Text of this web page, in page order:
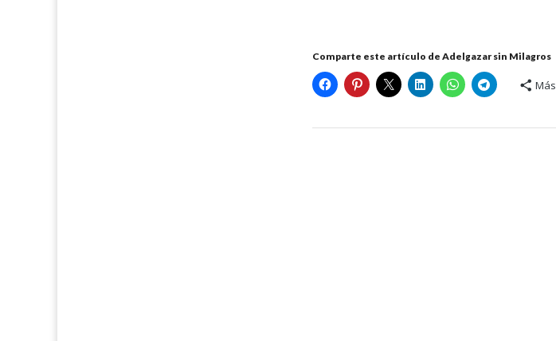
Comparte este artículo de Adelgazar sin Milagros
Más